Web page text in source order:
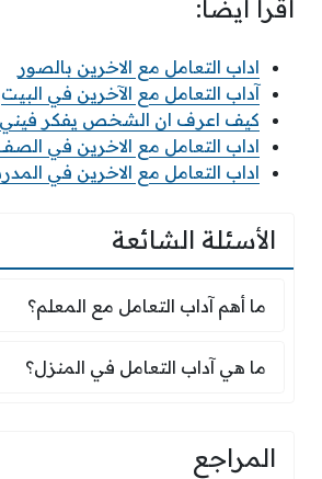
اقرأ أيضًا:
اداب التعامل مع الاخرين بالصور
آداب التعامل مع الآخرين في البيت
كيف اعرف ان الشخص يفكر فيني
اداب التعامل مع الاخرين في
اداب التعامل مع الاخرين في
الأسئلة الشائعة
ما أهم آداب التعامل مع المعلم؟
ما أهم آداب التعامل مع المعلم؟
ما هي آداب التعامل في المنزل؟
ما هي آداب التعامل في المنزل؟
المراجع